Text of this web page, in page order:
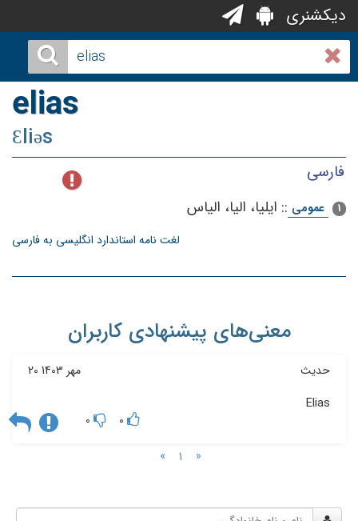
دیکشنری
elias
Ɛliəs
فارسی
1 عمومی :: ایلیا، الیا، الیاس‌
لغت نامه استاندارد انگلیسی به فارسی
معنی‌های پیشنهادی کاربران
حدیث 20 مهر 1403
Elias
0
0
«
1
»